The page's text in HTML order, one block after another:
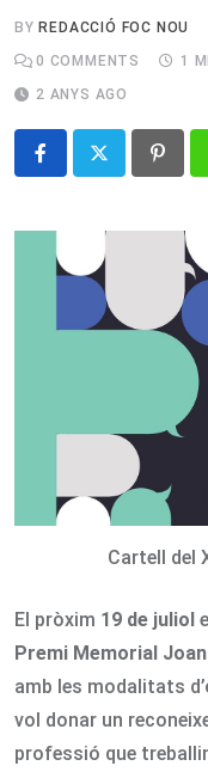
BY REDACCIÓ FOC NOU
0 COMMENTS 1
2 ANYS AGO
Cartell del
El pròxim 19 de juliol
Premi Memorial
amb les modalitats
vol donar un
professió que